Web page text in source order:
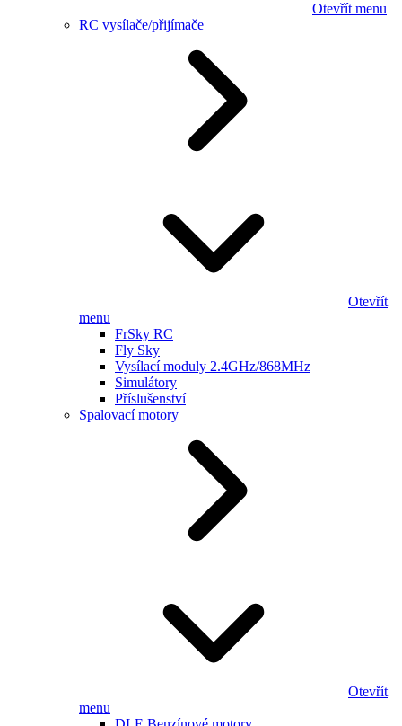
Otevřít menu
RC vysílače/přijímače
Otevřít
menu
FrSky RC
Fly Sky
Vysílací moduly 2.4GHz/868MHz
Simulátory
Příslušenství
Spalovací motory
Otevřít
menu